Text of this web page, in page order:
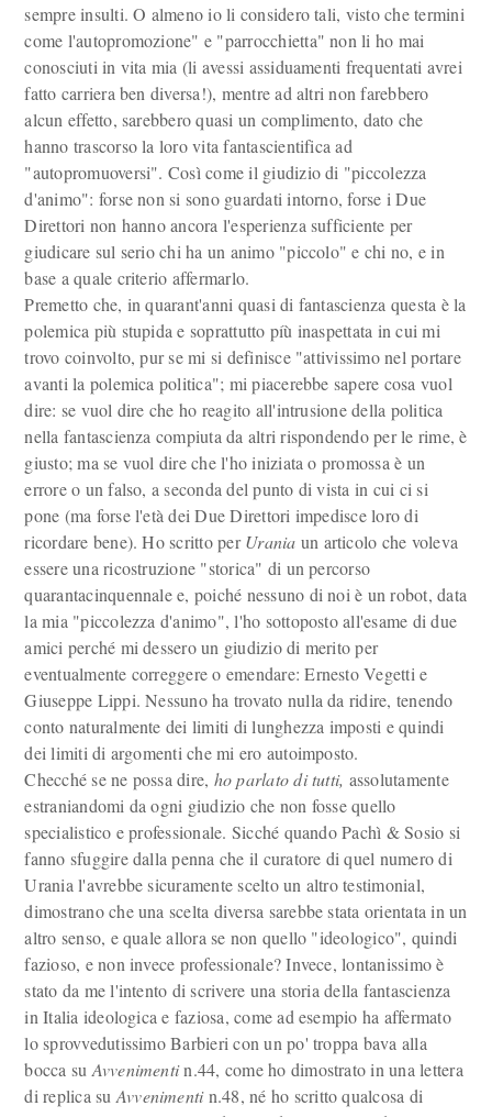
sempre insulti. O almeno io li considero tali, visto che termini
come l'autopromozione" e "parrocchietta" non li ho mai
conosciuti in vita mia (li avessi assiduamenti frequentati avrei
fatto carriera ben diversa!), mentre ad altri non farebbero
alcun effetto, sarebbero quasi un complimento, dato che
hanno trascorso la loro vita fantascientifica ad
"autopromuoversi". Così come il giudizio di "piccolezza
d'animo": forse non si sono guardati intorno, forse i Due
Direttori non hanno ancora l'esperienza sufficiente per
giudicare sul serio chi ha un animo "piccolo" e chi no, e in
base a quale criterio affermarlo.
Premetto che, in quarant'anni quasi di fantascienza questa è la
polemica più stupida e soprattutto píù inaspettata in cui mi
trovo coinvolto, pur se mi si definisce "attivissimo nel portare
avanti la polemica politica"; mi piacerebbe sapere cosa vuol
dire: se vuol dire che ho reagito all'intrusione della politica
nella fantascienza compiuta da altri rispondendo per le rime, è
giusto; ma se vuol dire che l'ho iniziata o promossa è un
errore o un falso, a seconda del punto di vista in cui ci si
pone (ma forse l'età dei Due Direttori impedisce loro di
ricordare bene). Ho scritto perUrania un articolo che voleva
essere una ricostruzione "storica" di un percorso
quarantacinquennale e, poiché nessuno di noi è un robot, data
la mia "piccolezza d'animo", l'ho sottoposto all'esame di due
amici perché mi dessero un giudizio di merito per
eventualmente correggere o emendare: Ernesto Vegetti e
Giuseppe Lippi. Nessuno ha trovato nulla da ridire, tenendo
conto naturalmente dei limiti di lunghezza imposti e quindi
dei limiti di argomenti che mi ero autoimposto.
Checché se ne possa dire, ho parlato di tutti, assolutamente
estraniandomi da ogni giudizio che non fosse quello
specialistico e professionale. Sicché quando Pachì & Sosio si
fanno sfuggire dalla penna che il curatore di quel numero di
Urania l'avrebbe sicuramente scelto un altro testimonial,
dimostrano che una scelta diversa sarebbe stata orientata in un
altro senso, e quale allora se non quello "ideologico", quindi
fazioso, e non invece professionale? Invece, lontanissimo è
stato da me l'intento di scrivere una storia della fantascienza
in Italia ideologica e faziosa, come ad esempio ha affermato
lo sprovvedutissimo Barbieri con un po' troppa bava alla
bocca su Avvenimentin.44, come ho dimostrato in una lettera
di replica su Avvenimentin.48, né ho scritto qualcosa di